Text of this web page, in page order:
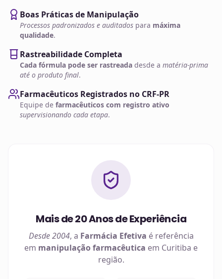
Boas Práticas de Manipulação
Processos padronizados e auditados para máxima
qualidade.
Rastreabilidade Completa
Cada fórmula pode ser rastreada desde a matéria-prima
até o produto final.
Farmacêuticos Registrados no CRF-PR
Equipe de farmacêuticos com registro ativo
supervisionando cada etapa.
Mais de 20 Anos de Experiência
Desde 2004, a Farmácia Efetiva é referência
em manipulação farmacêutica em Curitiba e
região.